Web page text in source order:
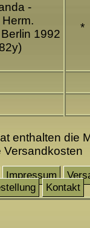
-
1992
*
enthalten die
Versandkosten
Impressum
Kontakt